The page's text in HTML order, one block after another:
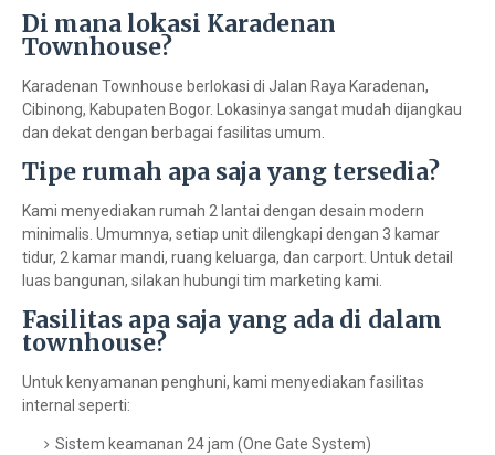
Di mana lokasi Karadenan
Townhouse?
Karadenan Townhouse berlokasi di Jalan Raya Karadenan,
Cibinong, Kabupaten Bogor. Lokasinya sangat mudah dijangkau
dan dekat dengan berbagai fasilitas umum.
Tipe rumah apa saja yang tersedia?
Kami menyediakan rumah 2 lantai dengan desain modern
minimalis. Umumnya, setiap unit dilengkapi dengan 3 kamar
tidur, 2 kamar mandi, ruang keluarga, dan carport. Untuk detail
luas bangunan, silakan hubungi tim marketing kami.
Fasilitas apa saja yang ada di dalam
townhouse?
Untuk kenyamanan penghuni, kami menyediakan fasilitas
internal seperti:
Sistem keamanan 24 jam (One Gate System)